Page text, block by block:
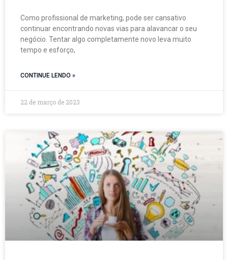
Como profissional de marketing, pode ser cansativo
continuar encontrando novas vias para alavancar o seu
negócio. Tentar algo completamente novo leva muito
tempo e esforço,
CONTINUE LENDO »
22 de março de 2023